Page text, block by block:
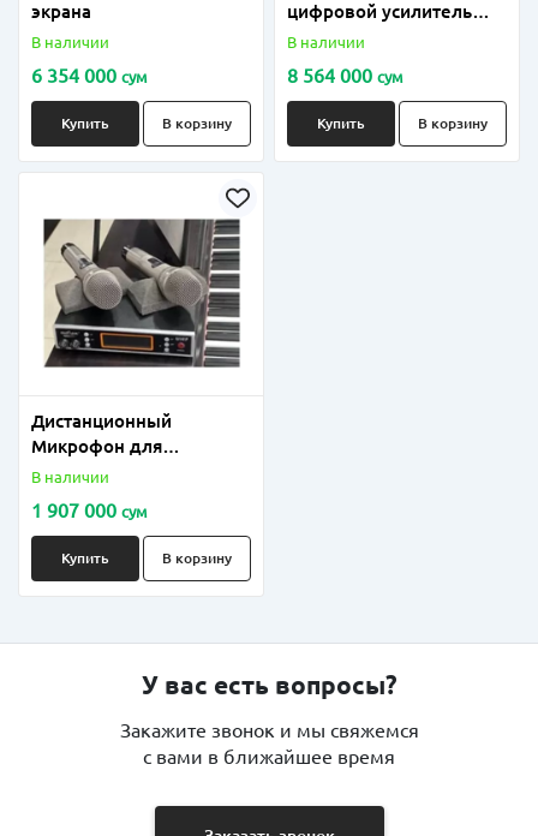
экрана
В наличии
6 354 000 сум
Купить В корзину
цифровой усилитель
для концертного зала,
мощности Lab.gruppen
В наличии
8 564 000 сум
Купить В корзину
Дистанционный
Микрофон для
конференции (в
микрофона)
В наличии
1 907 000 сум
Купить В корзину
У вас есть вопросы?
Закажите звонок и мы свяжемся
с вами в ближайшее время